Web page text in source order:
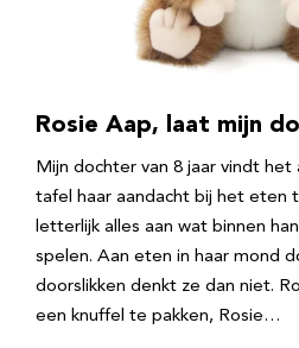
Rosie Aap, laat mijn
Mijn dochter van 8 jaar vindt het
tafel haar aandacht bij het eten
letterlijk alles aan wat binnen
spelen. Aan eten in haar mond
doorslikken denkt ze dan niet.
een knuffel te pakken, Rosie…